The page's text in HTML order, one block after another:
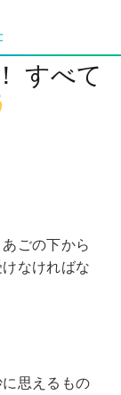
すべて
ごの下から
なければな
思えるもの